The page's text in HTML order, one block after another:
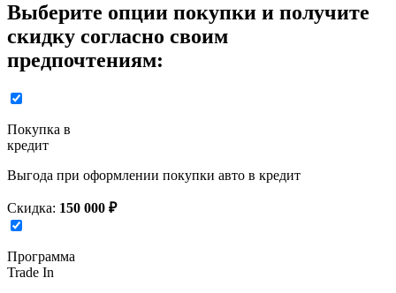
Выберите опции покупки и получите
скидку согласно своим
предпочтениям:
Покупка в
кредит
Выгода при оформлении покупки авто в кредит
Скидка: 150 000 ₽
Программа
Trade In